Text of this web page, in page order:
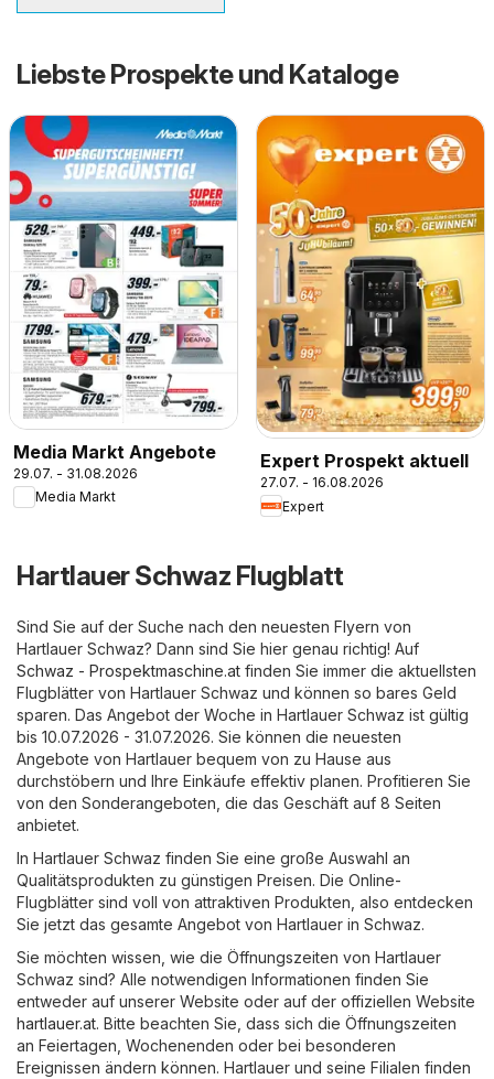
Liebste Prospekte und Kataloge
Media Markt Angebote
29.07. - 31.08.2026
Media Markt
Expert Prospekt aktuell
27.07. - 16.08.2026
Expert
Hartlauer Schwaz Flugblatt
Sind Sie auf der Suche nach den neuesten Flyern von
Hartlauer Schwaz? Dann sind Sie hier genau richtig! Auf
Schwaz - Prospektmaschine.at finden Sie immer die aktuellsten
Flugblätter von Hartlauer Schwaz und können so bares Geld
sparen. Das Angebot der Woche in Hartlauer Schwaz ist gültig
bis 10.07.2026 - 31.07.2026. Sie können die neuesten
Angebote von Hartlauer bequem von zu Hause aus
durchstöbern und Ihre Einkäufe effektiv planen. Profitieren Sie
von den Sonderangeboten, die das Geschäft auf 8 Seiten
anbietet.
In Hartlauer Schwaz finden Sie eine große Auswahl an
Qualitätsprodukten zu günstigen Preisen. Die Online-
Flugblätter sind voll von attraktiven Produkten, also entdecken
Sie jetzt das gesamte Angebot von Hartlauer in Schwaz.
Sie möchten wissen, wie die Öffnungszeiten von Hartlauer
Schwaz sind? Alle notwendigen Informationen finden Sie
entweder auf unserer Website oder auf der offiziellen Website
hartlauer.at. Bitte beachten Sie, dass sich die Öffnungszeiten
an Feiertagen, Wochenenden oder bei besonderen
Ereignissen ändern können. Hartlauer und seine Filialen finden